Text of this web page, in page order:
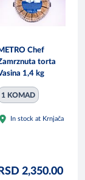
Chef
torta
1,4 kg
1 KOMAD
In stock at Krnjača
RSD 2,350.00